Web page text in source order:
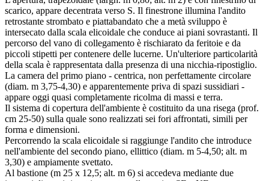
scarico, appare decentrata verso S. Il finestrone illumina l'andito
retrostante strombato e piattabandato che a metà sviluppo è
intersecato dalla scala elicoidale che conduce ai piani sovrastanti. Il
percorso del vano di collegamento è rischiarato da feritoie e da
piccoli stipetti per contenere delle lucerne. Un'ulteriore particolarità
della scala è rappresentata dalla presenza di una nicchia-ripostiglio.
La camera del primo piano - centrica, non perfettamente circolare
(diam. m 3,75-4,30) e apparentemente priva di spazi sussidiari -
appare oggi quasi completamente ricolma di massi e terra.
Il sistema di copertura dell'ambiente è costituito da una risega (prof.
cm 25-50) sulla quale sono realizzati sei fori affrontati, simili per
forma e dimensioni.
Percorrendo la scala elicoidale si raggiunge l'andito che introduce
nell'ambiente del secondo piano, ellittico (diam. m 5-4,50; alt. m
3,30) e ampiamente svettato.
Al bastione (m 25 x 12,5; alt. m 6) si accedeva mediante due